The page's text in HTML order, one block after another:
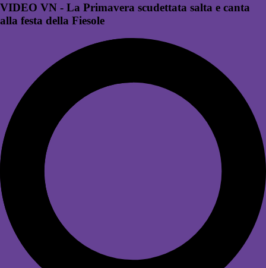
VIDEO VN - La Primavera scudettata salta e canta
alla festa della Fiesole